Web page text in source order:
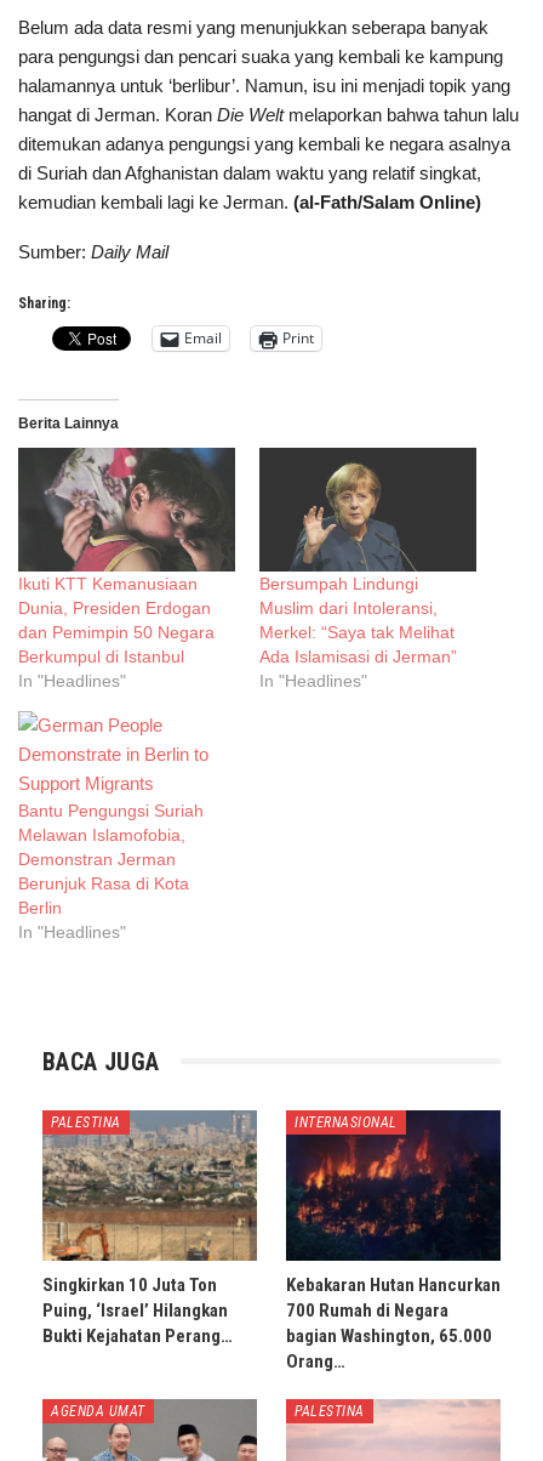
Belum ada data resmi yang menunjukkan seberapa banyak
para pengungsi dan pencari suaka yang kembali ke kampung
halamannya untuk ‘berlibur’. Namun, isu ini menjadi topik yang
hangat di Jerman. Koran Die Weltmelaporkan bahwa tahun lalu
ditemukan adanya pengungsi yang kembali ke negara asalnya
di Suriah dan Afghanistan dalam waktu yang relatif singkat,
kemudian kembali lagi ke Jerman. (al-Fath/Salam Online)
Sumber: Daily Mail
Sharing:
Email Print
Berita Lainnya
Ikuti KTT Kemanusiaan
Dunia, Presiden Erdogan
dan Pemimpin 50 Negara
Berkumpul di Istanbul
In "Headlines"
Bersumpah Lindungi
Muslim dari Intoleransi,
Merkel: “Saya tak Melihat
Ada Islamisasi di Jerman”
In "Headlines"
Bantu Pengungsi Suriah
Melawan Islamofobia,
Demonstran Jerman
Berunjuk Rasa di Kota
Berlin
In "Headlines"
BACA JUGA
PALESTINA
Singkirkan 10 Juta Ton
Puing, ‘Israel’ Hilangkan
Bukti Kejahatan Perang…
INTERNASIONAL
Kebakaran Hutan Hancurkan
700 Rumah di Negara
bagian Washington, 65.000
Orang…
AGENDA UMAT PALESTINA